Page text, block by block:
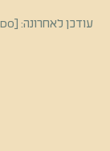
עודכן לאחרונה: [TODO תאריך עדכון אחרון]